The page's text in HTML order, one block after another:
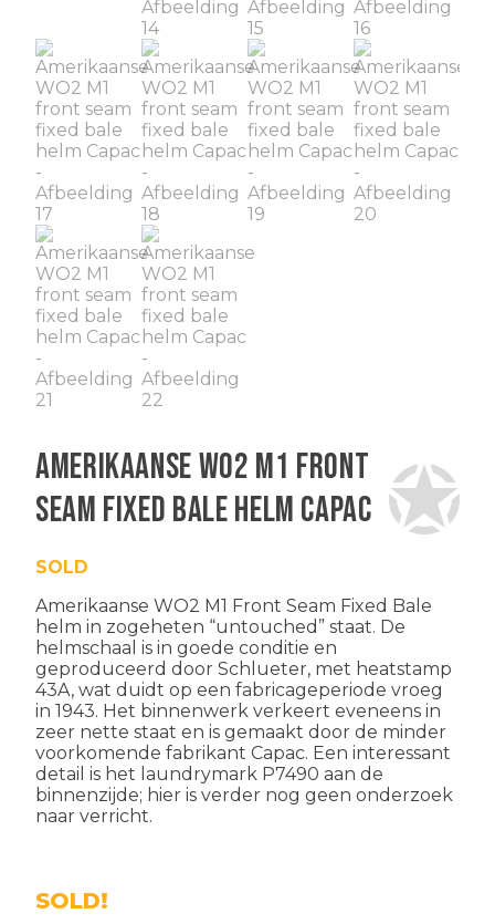
Amerikaanse WO2 M1 front
seam fixed bale helm Capac
SOLD
Amerikaanse WO2 M1 Front Seam Fixed Bale
helm in zogeheten “untouched” staat. De
helmschaal is in goede conditie en
geproduceerd door Schlueter, met heatstamp
43A, wat duidt op een fabricageperiode vroeg
in 1943. Het binnenwerk verkeert eveneens in
zeer nette staat en is gemaakt door de minder
voorkomende fabrikant Capac. Een interessant
detail is het laundrymark P7490 aan de
binnenzijde; hier is verder nog geen onderzoek
naar verricht.
SOLD!